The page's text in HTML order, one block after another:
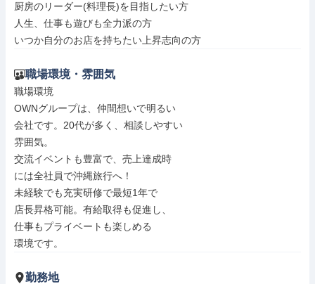
厨房のリーダー(料理長)を目指したい方
人生、仕事も遊びも全力派の方
いつか自分のお店を持ちたい上昇志向の方
職場環境・雰囲気
職場環境
OWNグループは、仲間想いで明るい
会社です。20代が多く、相談しやすい
雰囲気。
交流イベントも豊富で、売上達成時
には全社員で沖縄旅行へ！
未経験でも充実研修で最短1年で
店長昇格可能。有給取得も促進し、
仕事もプライベートも楽しめる
環境です。
勤務地